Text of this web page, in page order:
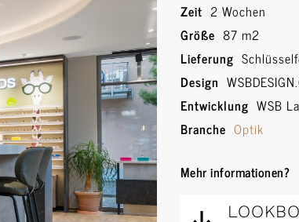
Zeit 2 Wochen
Größe 87 m2
Lieferung
Design
Entwicklung WSB
Branche Optik
Mehr informationen?